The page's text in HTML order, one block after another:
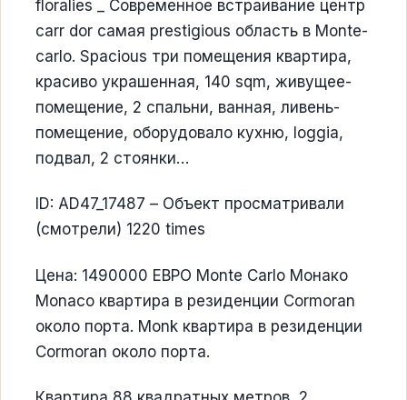
floralies _ Современное встраивание центр
carr dor самая prestigious область в Monte-
carlo. Spacious три помещения квартира,
красиво украшенная, 140 sqm, живущее-
помещение, 2 спальни, ванная, ливень-
помещение, оборудовало кухню, loggia,
подвал, 2 стоянки…
ID: AD47_17487 – Объект просматривали
(смотрели) 1220 times
Цена: 1490000 ЕВРО Monte Carlo Монако
Monaco квартира в резиденции Cormoran
около порта. Monk квартира в резиденции
Cormoran около порта.